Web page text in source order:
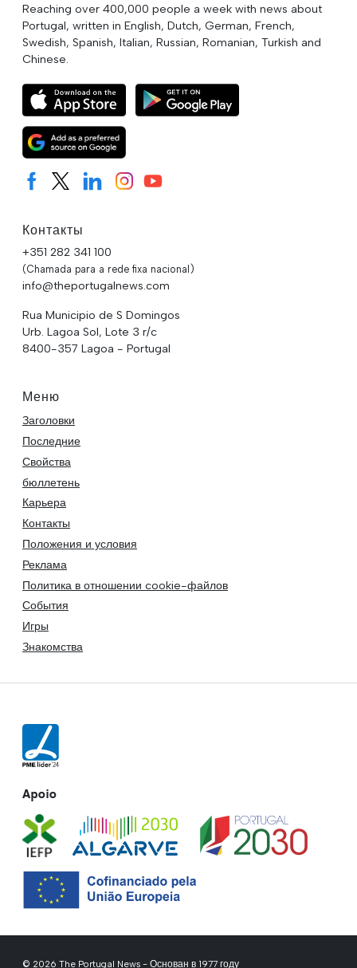
Reaching over 400,000 people a week with news about
Portugal, written in English, Dutch, German, French,
Swedish, Spanish, Italian, Russian, Romanian, Turkish and
Chinese.
Контакты
+351 282 341 100
(Chamada para a rede fixa nacional)
info@theportugalnews.com
Rua Municipio de S Domingos
Urb. Lagoa Sol, Lote 3 r/c
8400-357 Lagoa - Portugal
Меню
Заголовки
Последние
Свойства
бюллетень
Карьера
Контакты
Положения и условия
Реклама
Политика в отношении cookie-файлов
События
Игры
Знакомства
Apoio
© 2026 The Portugal News - Основан в 1977 году